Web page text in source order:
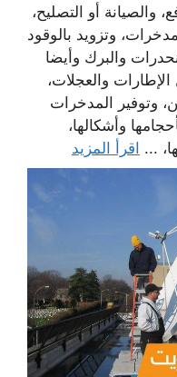
والصيانة أو التصليح،
وتزويد بالوقود
والبرك وأيضا
الإطارات والعجلات،
وتوفير المدخرات
وأشكالها،
... اقرأ المزيد